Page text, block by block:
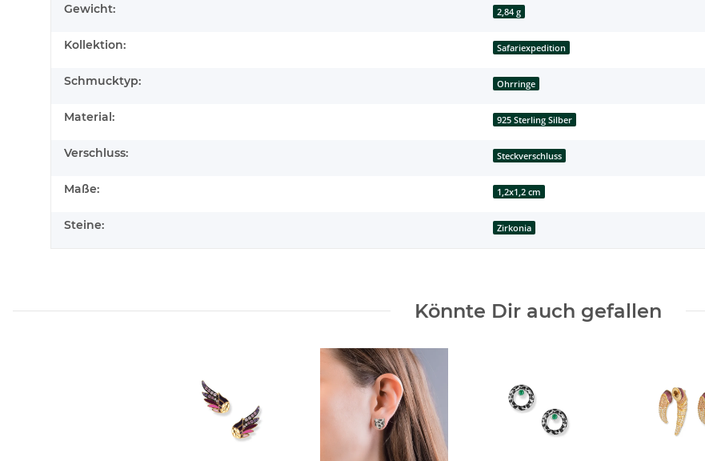
Gewicht: 2,84 g
Kollektion: Safariexpedition
Schmucktyp: Ohrringe
Material: 925 Sterling Silber
Verschluss: Steckverschluss
Maße: 1,2x1,2 cm
Steine: Zirkonia
Könnte Dir auch gefallen